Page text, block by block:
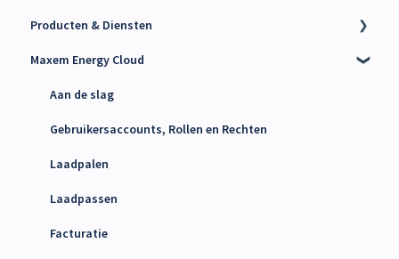
Contact Maxem Sales
Onboarding
Producten & Diensten
Charge Point Management System (CPMS)
Energy Management System (EMS)
Maxem Energy Controller
4g simkaarten
Maxem Energy Cloud
Aan de slag
Gebruikersaccounts, Rollen en Rechten
Laadpalen
Laadpassen
Facturatie